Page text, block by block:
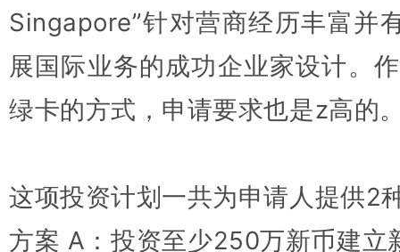
Singapore”针对营商经历丰富并
展国际业务的成功企业家设计。
绿卡的方式，申请要求也是z高的
这项投资计划一共为申请人提供2
方案 A：投资至少250万新币建立